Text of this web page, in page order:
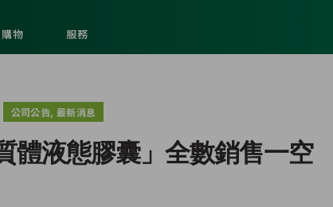
購物 服務
公司公告, 最新消息
體液態膠囊」全數銷售一空